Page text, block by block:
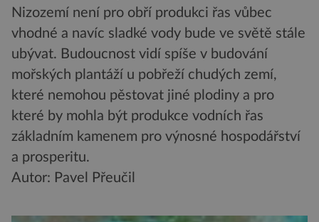
Nizozemí není pro obří produkci řas vůbec
vhodné a navíc sladké vody bude ve světě stále
ubývat. Budoucnost vidí spíše v budování
mořských plantáží u pobřeží chudých zemí,
které nemohou pěstovat jiné plodiny a pro
které by mohla být produkce vodních řas
základním kamenem pro výnosné hospodářství
a prosperitu.
Autor: Pavel Přeučil